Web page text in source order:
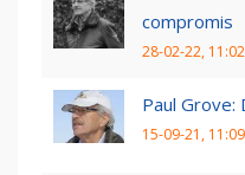
compromis
28-02-22, 11:02
Paul Grove:
15-09-21, 11:09